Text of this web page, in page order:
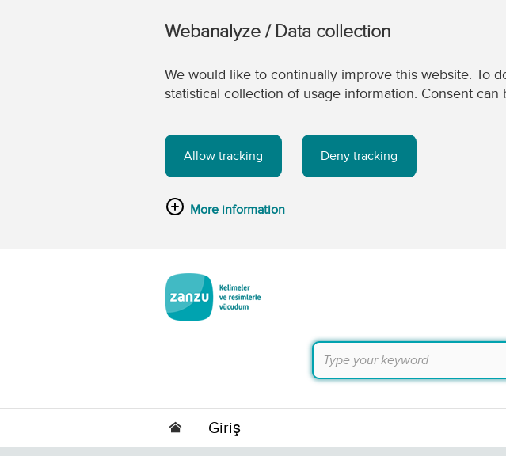
Webanalyze / Data collection
We would like to continually improve this website. To
statistical collection of usage information. Consent can
Allow tracking Deny tracking
More information
Giriş